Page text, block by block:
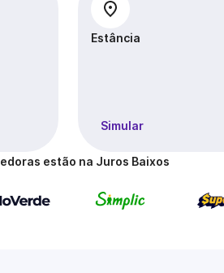
Estância
Simular
estão na Juros Baixos